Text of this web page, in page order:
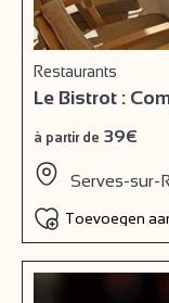
Restaurants
Le Bistrot :
à partir de 39€
Serves-sur-
Toevoegen